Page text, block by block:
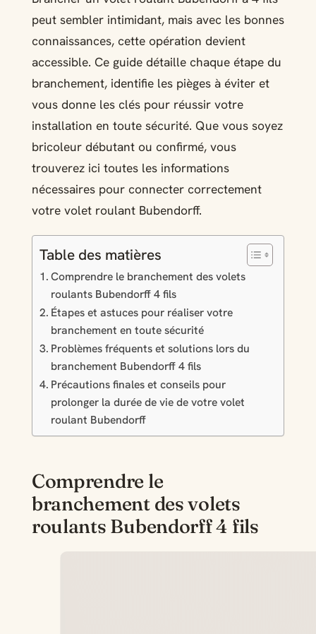
peut sembler intimidant, mais avec les bonnes
connaissances, cette opération devient
accessible. Ce guide détaille chaque étape du
branchement, identifie les pièges à éviter et
vous donne les clés pour réussir votre
installation en toute sécurité. Que vous soyez
bricoleur débutant ou confirmé, vous
trouverez ici toutes les informations
nécessaires pour connecter correctement
votre volet roulant Bubendorff.
Table des matières
Comprendre le branchement des volets
roulants Bubendorff 4 fils
Étapes et astuces pour réaliser votre
branchement en toute sécurité
Problèmes fréquents et solutions lors du
branchement Bubendorff 4 fils
Précautions finales et conseils pour
prolonger la durée de vie de votre volet
roulant Bubendorff
Comprendre le
branchement des volets
roulants Bubendorff 4 fils